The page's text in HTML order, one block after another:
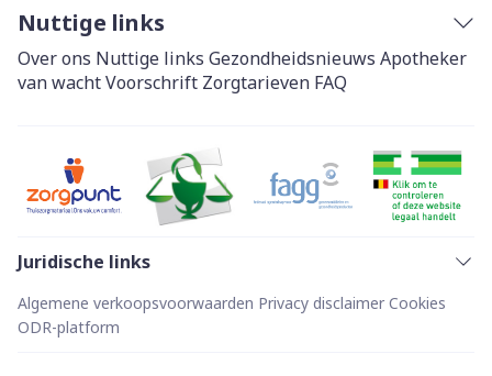
Nuttige links
Over ons Nuttige links Gezondheidsnieuws Apotheker
van wachtVoorschrift Zorgtarieven FAQ
Juridische links
Algemene verkoopsvoorwaarden Privacy disclaimer Cookies
ODR-platform